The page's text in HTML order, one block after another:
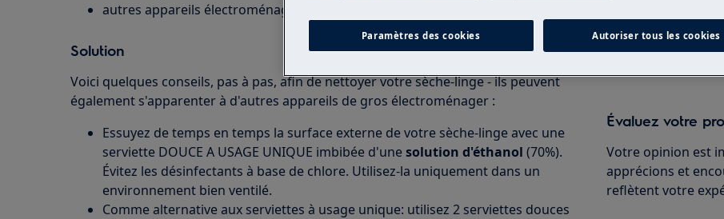
autres appareils électroménagers
Solution
Voici quelques conseils, pas à pas, afin de nettoyer votre sèche-linge - ils peuvent
également s'apparenter à d'autres appareils de gros électroménager :
Essuyez de temps en temps la surface externe de votre sèche-linge avec une
serviette DOUCE A USAGE UNIQUE imbibée d'unesolution d'éthanol (70%).
Évitez les désinfectants à base de chlore. Utilisez-la uniquement dans un
environnement bien ventilé.
Comme alternative aux serviettes à usage unique: utilisez 2 serviettes douces
Vers la boutique
Évaluez votre
Votre opinion est
apprécions et
reflètent votre
Paramètres des cookies Autoriser tous les cookies